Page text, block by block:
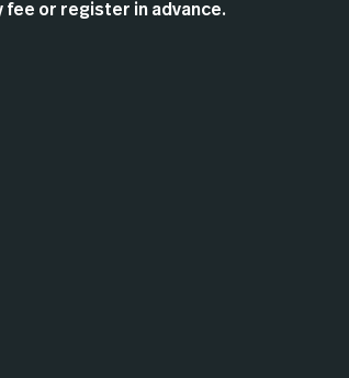
fee or register in advance.